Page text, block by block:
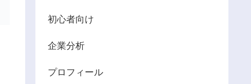
初心者向け
企業分析
プロフィール